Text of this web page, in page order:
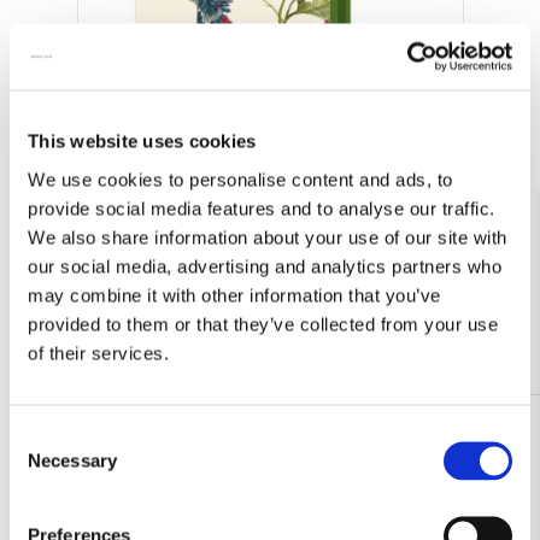
This website uses cookies
We use cookies to personalise content and ads, to
provide social media features and to analyse our traffic.
We also share information about your use of our site with
our social media, advertising and analytics partners who
may combine it with other information that you’ve
provided to them or that they’ve collected from your use
of their services.
Selection
Necessary
Preferences
Kaartenmapje met env, klein: Kolibrie, Dennis
Meijering
€ 8,99
Bekijk alles van Dennis Meijering
Meer van Natuurmonumenten
Toevoegen